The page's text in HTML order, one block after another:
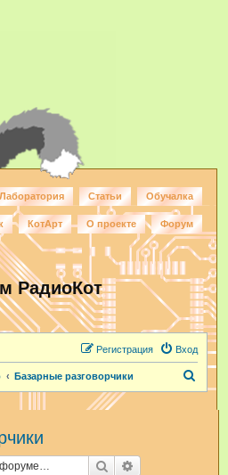
Лаборатория Статьи Обучалка
КотАрт О проекте Форум
РадиоКот
Вход
Регистрация
Базарные разговорчики
Поиск